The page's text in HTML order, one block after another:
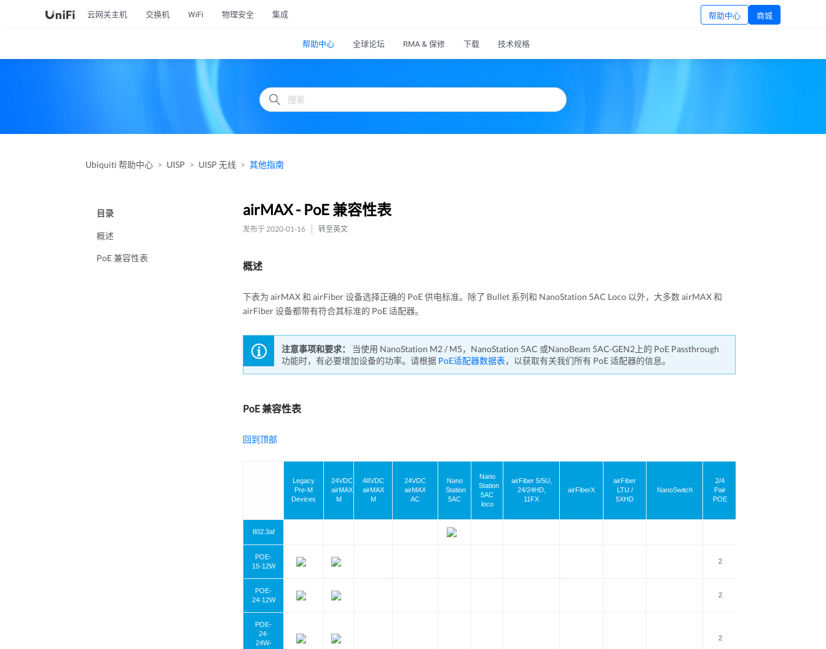
云网关主机 交换机 WiFi 物理安全 集成 帮助中心 商城
帮助中心 全球论坛 RMA & 保修 下载 技术规格
Ubiquiti 帮助中心 UISP UISP 无线 其他指南
目录
概述
PoE 兼容性表
airMAX - PoE 兼容性表
发布于 2020-01-16 转至英文
概述
下表为 airMAX 和 airFiber 设备选择正确的 PoE 供电标准。除了 Bullet 系列和 NanoStation 5AC Loco 以外，大多数 airMAX 和
airFiber 设备都带有符合其标准的 PoE 适配器。
注意事项和要求：
当使用 NanoStation M2 / M5，NanoStation 5AC 或NanoBeam 5AC-GEN2上的 PoE Passthrough
功能时，有必要增加设备的功率。请根据 PoE适配器数据表，以获取有关我们所有 PoE 适配器的信息。
PoE 兼容性表
回到顶部
Legacy
Pre-M
Devices
24VDC
airMAX
M
48VDC
airMAX
M
24VDC
airMAX
AC
Nano
Station
5AC
Nano
Station
5AC
loco
airFiber 5/5U,
24/24HD,
11FX
airFiberX
airFiber
LTU /
5XHD
NanoSwitch
2/4
Pair
POE
802.3af
POE-
15-12W
2
POE-
24-12W
2
POE-
24-
24W-
2